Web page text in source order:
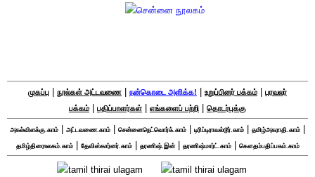
முகப்பு நூல்கள் அட்டவணை நன்கொடை அளிக்க! உறுப்பினர் பக்கம்
புரவலர்
பக்கம்
பதிப்பாளர்கள் எங்களைப் பற்றி தொடர்புக்கு
அகல்விளக்கு.காம் அட்டவணை.காம் சென்னைநெட்வொர்க்.காம் டிரிப்டிராவல்டூர்.காம் தமிழ்அகராதி.காம்
தமிழ்திரைஉலகம்.காம்| தேவிஸ்கார்னர்.காம்| தரணிஷ்.இன்| தரணிஷ்மார்ட்.காம்| கௌதம்பதிப்பகம்.காம்